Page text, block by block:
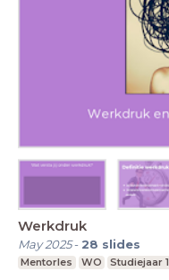
Werkdruk
May 2025- 28 slides
Mentorles WO Studiejaar 1